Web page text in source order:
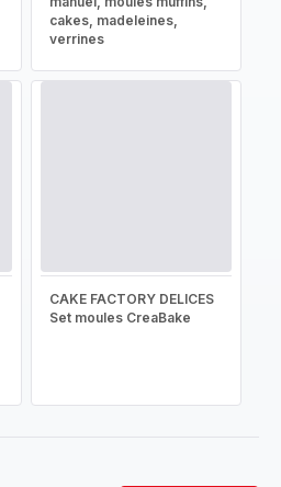
cakes, madeleines,
verrines
CAKE FACTORY DELICES
Set moules CreaBake